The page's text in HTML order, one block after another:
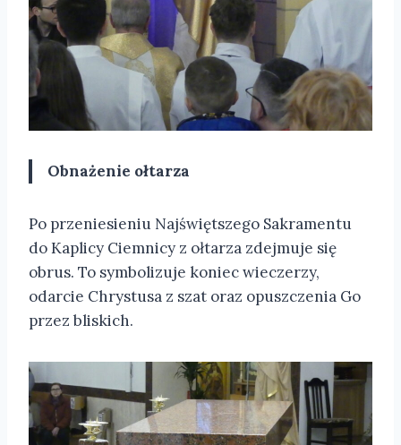
Obnażenie ołtarza
Po przeniesieniu Najświętszego Sakramentu
do Kaplicy Ciemnicy z ołtarza zdejmuje się
obrus. To symbolizuje koniec wieczerzy,
odarcie Chrystusa z szat oraz opuszczenia Go
przez bliskich.